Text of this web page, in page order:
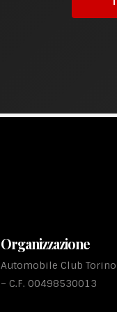
Organizzazione
Automobile Club Torino
– C.F. 00498530013